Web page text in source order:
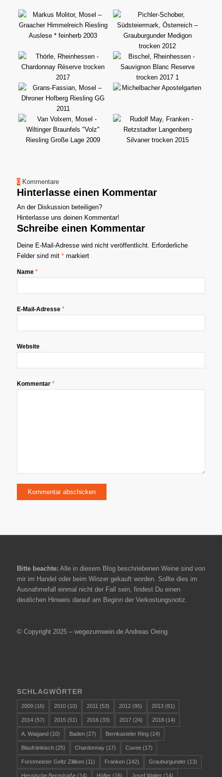
0 Kommentare
Hinterlasse einen Kommentar
An der Diskussion beteiligen?
Hinterlasse uns deinen Kommentar!
Schreibe einen Kommentar
Deine E-Mail-Adresse wird nicht veröffentlicht. Erforderliche
Felder sind mit *markiert
Name *
E-Mail-Adresse *
Website
Kommentar *
Bitte beachte: Alle in diesem Blog beschriebenen Weine sind von
mir im Handel oder beim Winzer gekauft worden. Sollte dies im
Ausnahmefall einmal nicht der Fall sein, findest Du einen
deutlichen Hinweis darauf am Beginn der Verkostungsnotiz.
© Copyright 2025 – wegezumwein.de Andreas Oeing
SCHLAGWÖRTER
2009(16) 2010(10) 2011 (53) 2012(95) 2013(81)
2014(57) 2015(51) 2016(33) 2017(24) 2018(14)
A. Waigand(10) Baden(27) Bernkasteler Ring(14)
Blaufränkisch(25) Chardonnay(17) Cuvee(17)
Forstmeister Geltz Zilliken(11) Franken(142) Grauburgunder(13)
Hessische Bergstraße(14) Höfler(16) Josef Walter(14)